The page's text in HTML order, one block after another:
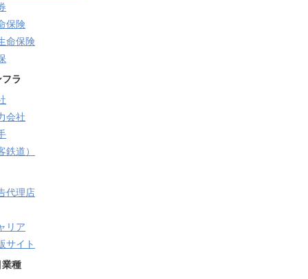
保険
命保険
ラ
会社
鉄道）
代理店
リア
サイト
業種